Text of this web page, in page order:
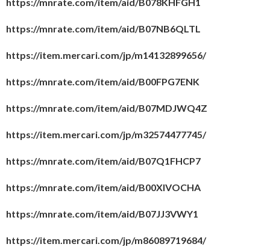
https://mnrate.com/item/aid/B07NB6QLTL
https://item.mercari.com/jp/m14132899656/
https://mnrate.com/item/aid/B00FPG7ENK
https://mnrate.com/item/aid/B07MDJWQ4Z
https://item.mercari.com/jp/m32574477745/
https://mnrate.com/item/aid/B07Q1FHCP7
https://mnrate.com/item/aid/B00XIVOCHA
https://mnrate.com/item/aid/B07JJ3VWY1
https://item.mercari.com/jp/m86089719684/